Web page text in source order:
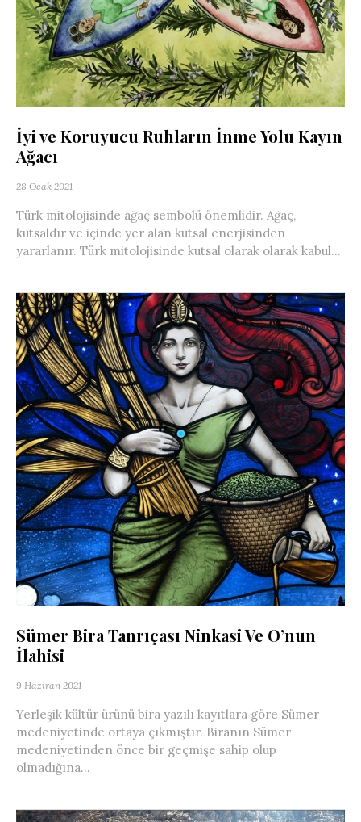
İyi ve Koruyucu Ruhların İnme Yolu Kayın
Ağacı
28 Ocak 2021
Türk mitolojisinde ağaç sembolü önemlidir. Ağaç,
kutsaldır ve içinde yer alan kutsal enerjisinden
yararlanır. Türk mitolojisinde kutsal olarak olarak kabul...
Sümer Bira Tanrıçası Ninkasi Ve O’nun
İlahisi
9 Haziran 2021
Yerleşik kültür ürünü bira yazılı kayıtlara göre Sümer
medeniyetinde ortaya çıkmıştır. Biranın Sümer
medeniyetinden önce bir geçmişe sahip olup
olmadığına...